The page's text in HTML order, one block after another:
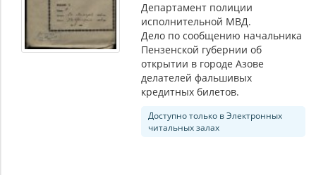
Департамент полиции
исполнительной МВД.
Дело по сообщению начальника
Пензенской губернии об
открытии в городе Азове
делателей фальшивых
кредитных билетов.
Доступно только в Электронных
читальных залах